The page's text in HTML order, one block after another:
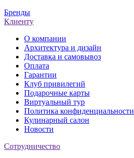
Бренды
Клиенту
О компании
Архитектура и дизайн
Доставка и самовывоз
Оплата
Гарантии
Клуб привилегий
Подарочные карты
Виртуальный тур
Политика конфиденциальности
Кулинарный салон
Новости
Сотрудничество